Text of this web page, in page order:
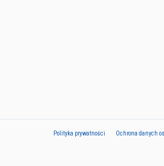
Polityka prywatności Ochrona danych